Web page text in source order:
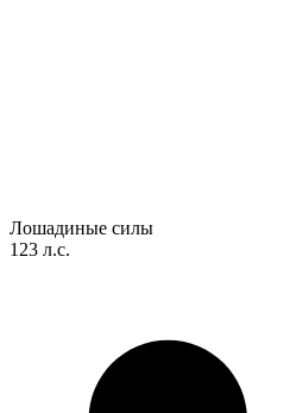
Лошадиные силы
123 л.с.